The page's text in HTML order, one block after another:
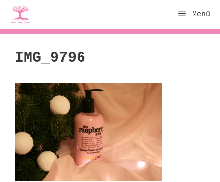
Zum
Inhalt
springen
Menü
IMG_9796